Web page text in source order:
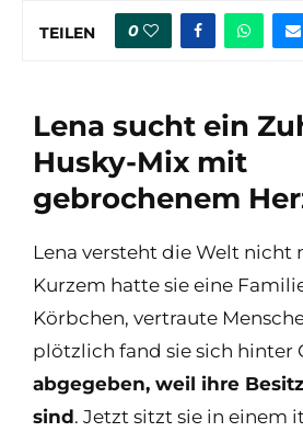
TEILEN 0
Lena sucht ein
Husky-Mix mit
gebrochenem
Lena versteht die Welt nicht
Kurzem hatte sie eine
Körbchen, vertraute
plötzlich fand sie sich hinter
abgegeben, weil ihre
sind. Jetzt sitzt sie in einem